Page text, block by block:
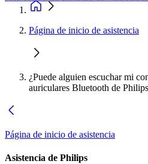
Página de inicio de asistencia
¿Puede alguien escuchar mi
auriculares Bluetooth de
Página de inicio de asistencia
Asistencia de Philips